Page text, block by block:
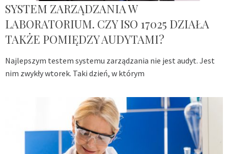
SYSTEM ZARZĄDZANIA W
LABORATORIUM. CZY ISO 17025 DZIAŁA
TAKŻE POMIĘDZY AUDYTAMI?
Najlepszym testem systemu zarządzania nie jest audyt. Jest
nim zwykły wtorek. Taki dzień, w którym